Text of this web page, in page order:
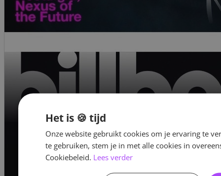
Het is 🍪 tijd
Onze website gebruikt cookies om je ervaring te
te gebruiken, stem je in met alle cookies in
Cookiebeleid. Lees verder